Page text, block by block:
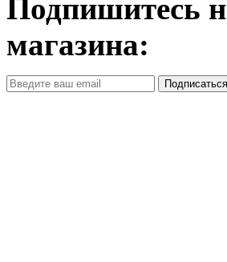
Подпишитесь
магазина:
Подписаться